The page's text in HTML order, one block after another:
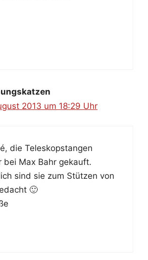
2013 um 18:29 Uhr
die Teleskopstangen
bei Max Bahr gekauft.
sind sie zum Stützen von
🙂